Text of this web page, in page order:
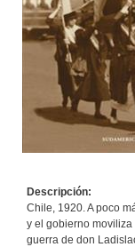
Descripción:
Chile, 1920. A poco
y el gobierno
guerra de don